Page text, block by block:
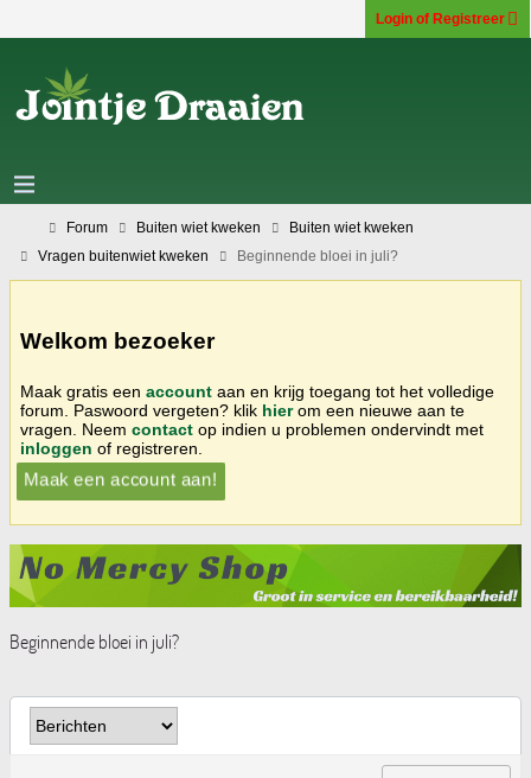
Login of Registreer
Forum Buiten wiet kweken
Buiten wiet kweken
Vragen buitenwiet kweken
Beginnende bloei in juli?
Welkom bezoeker
Maak gratis een account aan en krijg toegang tot het volledige
forum. Paswoord vergeten? klik hierom een nieuwe aan te
vragen. Neem contact op indien u problemen ondervindt met
inloggen of registreren.
Maak een account aan!
Beginnende bloei in juli?